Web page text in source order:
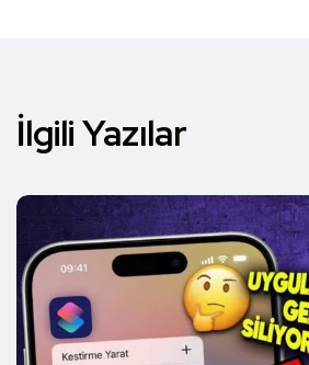
İlgili Yazılar